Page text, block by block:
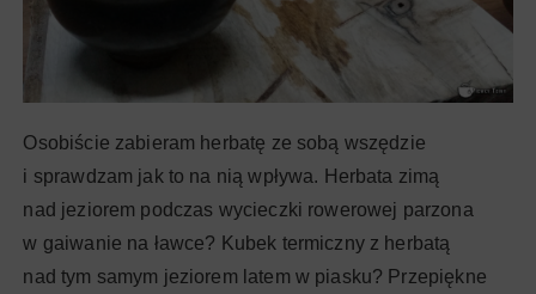
Osobiście zabieram herbatę ze sobą wszędzie
i sprawdzam jak to na nią wpływa. Herbata zimą
nad jeziorem podczas wycieczki rowerowej parzona
w gaiwanie na ławce? Kubek termiczny z herbatą
nad tym samym jeziorem latem w piasku? Przepiękne